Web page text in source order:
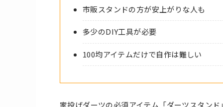
市販スタンドの方が安上がりな人も
多少のDIY工具が必要
100均アイテムだけで自作は難しい
家投げダーツの必須アイテム「ダーツスタンド